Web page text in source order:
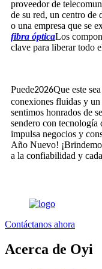
proveedor de
de su red, un centro de
o una empresa que se
fibra ópticaLos
clave para liberar todo
Puede2026Que este
conexiones fluidas y
sentimos honrados de
sendero con tecnología
impulsa negocios y
Año Nuevo!
a la confiabilidad y
Contáctanos ahora
Acerca de Oyi